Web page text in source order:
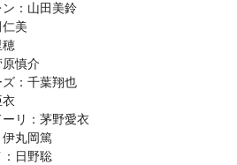
：山田美鈴
美
穂
慎介
：千葉翔也
衣
リ：茅野愛衣
丸岡篤
日野聡